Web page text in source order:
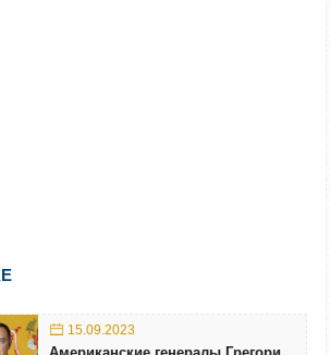
15.09.2023